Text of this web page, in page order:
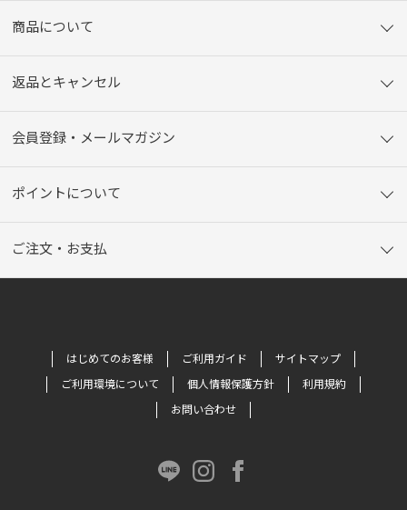
商品について
返品とキャンセル
会員登録・メールマガジン
ポイントについて
ご注文・お支払
はじめてのお客様 ご利用ガイド
サイトマップ
ご利用環境について
個人情報保護方針
利用規約
お問い合わせ